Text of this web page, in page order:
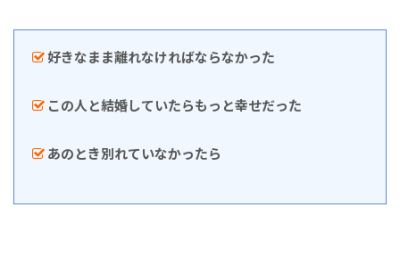
好きなまま離れなければならなかった
この人と結婚していたらもっと幸せだった
あのとき別れていなかったら